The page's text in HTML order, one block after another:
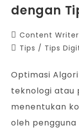
dengan
Content Writer
Tips / Tips
Optimasi
teknologi atau
menentukan
oleh